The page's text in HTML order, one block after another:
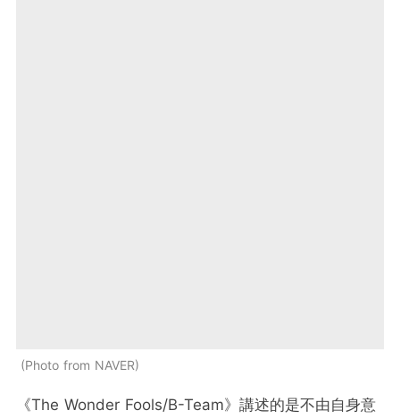
Photo from NAVER
《The Wonder Fools/B-Team》講述的是不由自身意